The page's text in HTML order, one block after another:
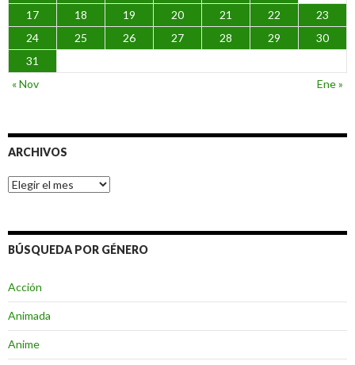
17
18 19 20 21 22
23
24
25 26 27 28 29
30
31
« Nov
Ene »
ARCHIVOS
Archivos
BÚSQUEDA POR GÉNERO
Acción
Animada
Anime